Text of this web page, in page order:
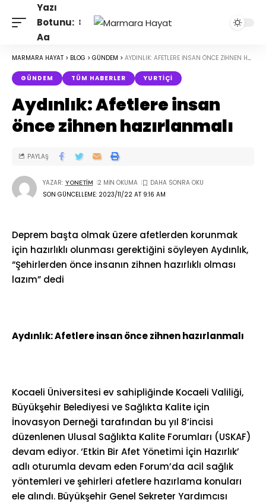
Yazı
Botunu:
Aa
MARMARA HAYAT > BLOG > GÜNDEM > AYDINLIK: AFETLERE INSAN ÖNCE ZIHNEN HAZIRLANMALI
GÜNDEM TÜM HABERLER YURTIÇI
Aydınlık: Afetlere insan
önce zihnen hazırlanmalı
SON GÜNCELLEME: 2023/11/22 AT 9:16 AM
YAZAR: YONETIM 2 MIN OKUMA
PAYLAŞ
Deprem başta olmak üzere afetlerden korunmak
için hazırlıklı olunması gerektiğini söyleyen Aydınlık,
“Şehirlerden önce insanın zihnen hazırlıklı olması
lazım” dedi
Aydınlık: Afetlere insan önce zihnen hazırlanmalı
Kocaeli Üniversitesi ev sahipliğinde Kocaeli Valiliği,
Büyükşehir Belediyesi ve Sağlıkta Kalite için
İnovasyon Derneği tarafından bu yıl 8’incisi
düzenlenen Ulusal Sağlıkta Kalite Forumları (USKAF)
devam ediyor. ‘Etkin Bir Afet Yönetimi İçin Hazırlık’
adlı oturumla devam eden Forum’da acil sağlık
yöntemleri ve şehirleri afetlere hazırlama konuları
ele alındı. Büyükşehir Genel Sekreter Yardımcısı